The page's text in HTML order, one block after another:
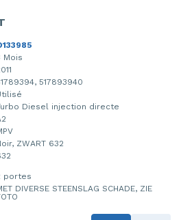
Mois
517893940
Diesel injection directe
ZWART 632
portes
DIVERSE STEENSLAG SCHADE, ZIE